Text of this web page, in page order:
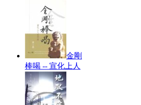
金剛
棒喝 -- 宣化上人